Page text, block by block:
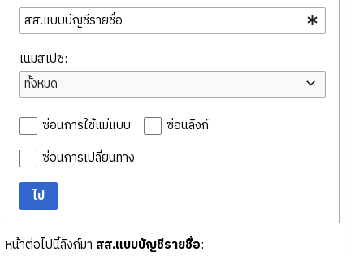
เนมสเปซ:
ทั้งหมด
ซ่อนการใช้แม่แบบ
ซ่อนลิงก์
ซ่อนการเปลี่ยนทาง
ไป
หน้าต่อไปนี้ลิงก์มา สส.แบบบัญชีรายชื่อ: